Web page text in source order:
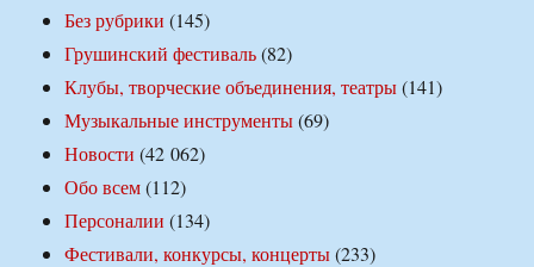
Без рубрики (145)
Грушинский фестиваль(82)
Клубы, творческие объединения, театры(141)
Музыкальные инструменты(69)
Новости (42 062)
Обо всем(112)
Персоналии (134)
Фестивали, конкурсы, концерты(233)